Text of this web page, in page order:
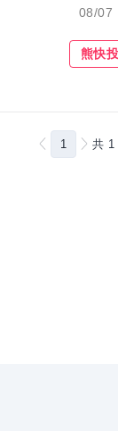
08/07
熊快投
1 共 1